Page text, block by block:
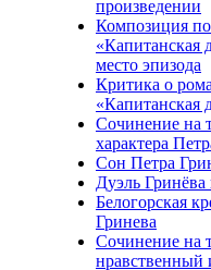
произведении
Композиция
«Капитанская
место эпизода
Критика о
«Капитанская
Сочинение на
характера
Сон Петра
Дуэль
Белогорская
Гринева
Сочинение на